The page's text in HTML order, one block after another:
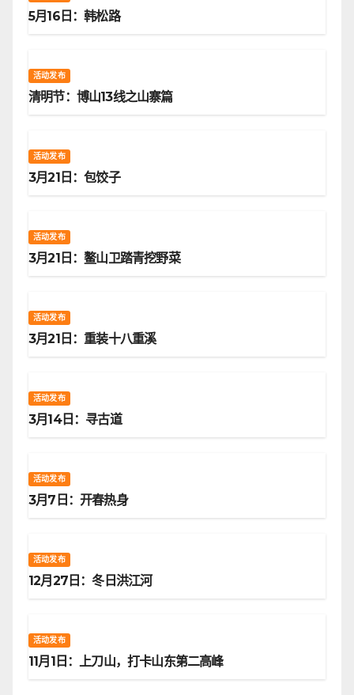
5月16日：韩松路
活动发布
清明节：博山13线之山寨篇
活动发布
3月21日：包饺子
活动发布
3月21日：鳌山卫踏青挖野菜
活动发布
3月21日：重装十八重溪
活动发布
3月14日：寻古道
活动发布
3月7日：开春热身
活动发布
12月27日：冬日洪江河
活动发布
11月1日：上刀山，打卡山东第二高峰